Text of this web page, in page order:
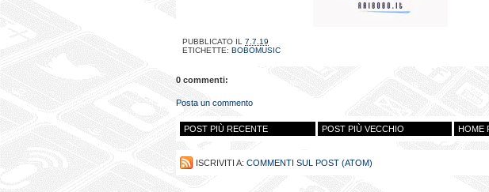
PUBBLICATO IL 7.7.19
ETICHETTE: BOBOMUSIC
0 commenti:
Posta un commento
POST PIÙ RECENTE POST PIÙ VECCHIO HOME
ISCRIVITI A: COMMENTI SUL POST (ATOM)